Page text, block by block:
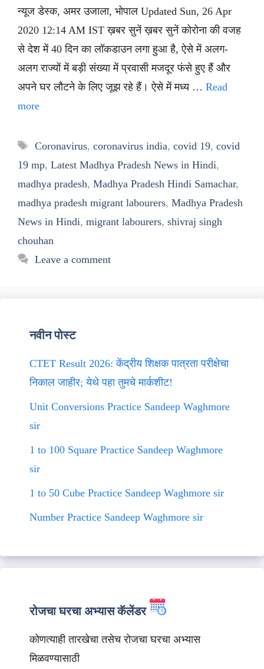
न्यूज डेस्क, अमर उजाला, भोपाल Updated Sun, 26 Apr
2020 12:14 AM IST ख़बर सुनें ख़बर सुनें कोरोना की वजह
से देश में 40 दिन का लॉकडाउन लगा हुआ है, ऐसे में अलग-
अलग राज्यों में बड़ी संख्या में प्रवासी मजदूर फंसे हुए हैं और
अपने घर लौटने के लिए जूझ रहे हैं। ऐसे में मध्य … Read
more
Tags
Coronavirus, coronavirus india, covid 19, covid
19 mp, Latest Madhya Pradesh News in Hindi,
madhya pradesh, Madhya Pradesh Hindi Samachar,
madhya pradesh migrant labourers, Madhya Pradesh
News in Hindi, migrant labourers, shivraj singh
chouhan
Leave a comment
नवीन पोस्ट
CTET Result 2026: केंद्रीय शिक्षक पात्रता परीक्षेचा
निकाल जाहीर; येथे पहा तुमचे मार्कशीट!
Unit Conversions Practice Sandeep Waghmore
sir
1 to 100 Square Practice Sandeep Waghmore
sir
1 to 50 Cube Practice Sandeep Waghmore sir
Number Practice Sandeep Waghmore sir
रोजचा घरचा अभ्यास कॅलेंडर
कोणत्याही तारखेचा तसेच रोजचा घरचा अभ्यास
मिळवण्यासाठी